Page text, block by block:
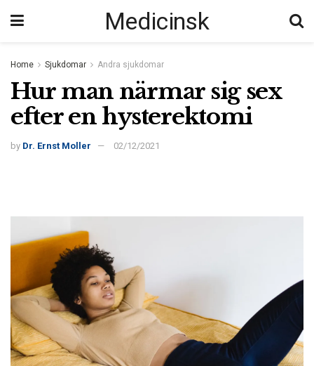
Medicinsk
Home Sjukdomar Andra sjukdomar
Hur man närmar sig sex
efter en hysterektomi
by Dr. Ernst Moller 02/12/2021